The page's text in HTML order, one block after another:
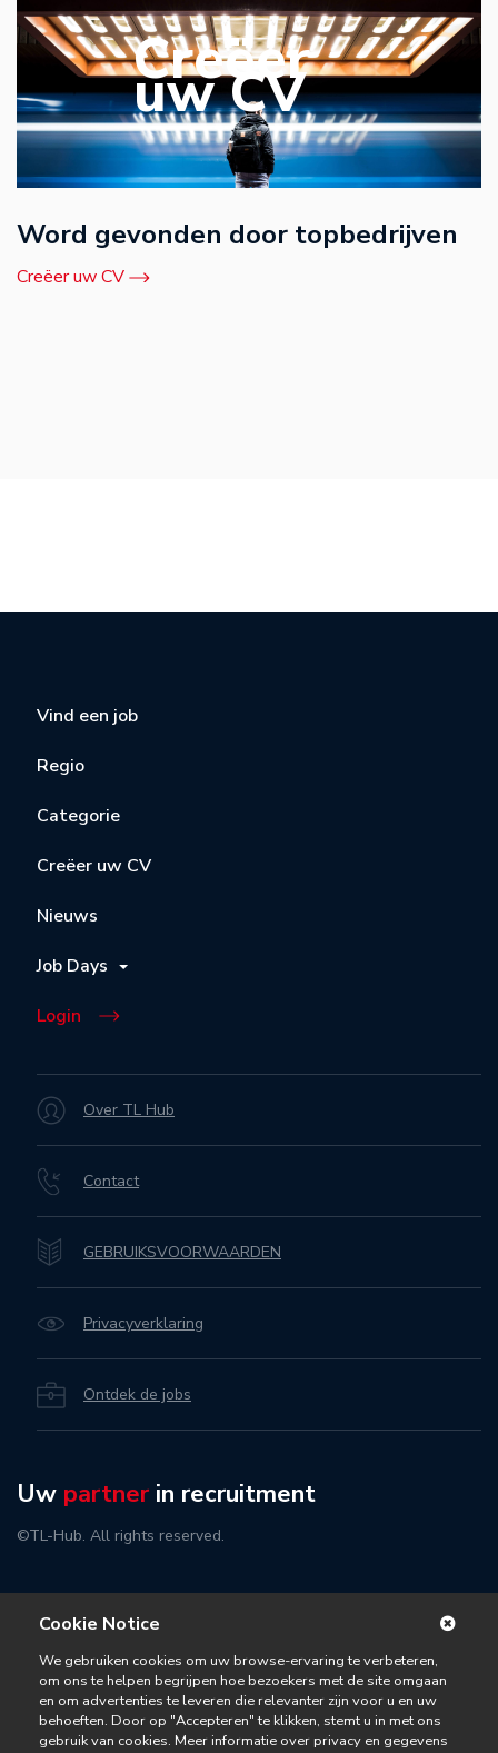
Creëer
uw CV
Word gevonden door topbedrijven
Creëer uw CV
Vind een job
Regio
Categorie
Creëer uw CV
Nieuws
Job Days
Login
Over TL Hub
Contact
GEBRUIKSVOORWAARDEN
Privacyverklaring
Ontdek de jobs
Uw partner in recruitment
©TL-Hub. All rights reserved.
Cookie Notice
We gebruiken cookies om uw browse-ervaring te verbeteren,
om ons te helpen begrijpen hoe bezoekers met de site omgaan
en om advertenties te leveren die relevanter zijn voor u en uw
behoeften. Door op "Accepteren" te klikken, stemt u in met ons
gebruik van cookies. Meer informatie over privacy en gegevens